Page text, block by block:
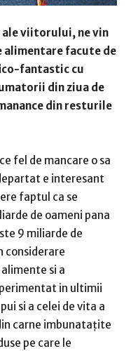
ale viitorului, ne vin
alimentare facute de
fantastic cu
din ziua de
din resturile
fel de mancare o sa
e interesant
faptul ca se
de oameni pana
9 miliarde de
considerare
si a
in ultimii
si a celei de vita a
carne imbunatațite
pe care le